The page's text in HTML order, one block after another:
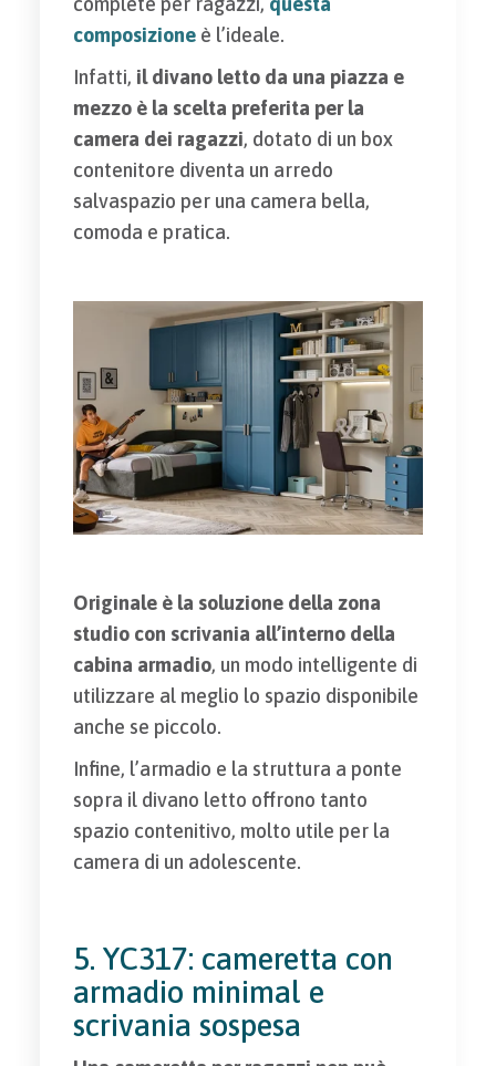
composizioneè l’ideale.
Infatti, il divano letto da una piazza e
mezzo è la scelta preferita per la
camera dei ragazzi, dotato di un box
contenitore diventa un arredo
salvaspazio per una camera bella,
comoda e pratica.
Originale è la soluzione della zona
studio con scrivania all’interno della
cabina armadio, un modo intelligente di
utilizzare al meglio lo spazio disponibile
anche se piccolo.
Infine, l’armadio e la struttura a ponte
sopra il divano letto offrono tanto
spazio contenitivo, molto utile per la
camera di un adolescente.
5. YC317: cameretta con
armadio minimal e
scrivania sospesa